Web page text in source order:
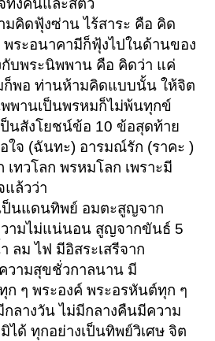
ทั้งคนและสัตว์
มคิดฟุ้งซ่าน ไร้สาระ คือ คิด
พระอนาคามีก็ฟุ้งไปในด้านของ
บพระนิพพาน คือ คิดว่า แค่
ก็พอ ท่านห้ามคิดแบบนั้น ให้จิต
พานเป็นพรหมก็ไม่พ้นทุกข์
ป็นสังโยชน์ข้อ 10 ข้อสุดท้าย
ใจ (ฉันทะ) อารมณ์รัก (ราคะ )
ทวโลก พรหมโลก เพราะมี
ล้วว่า
ป็นแดนทิพย์ อมตะสูญจาก
ามไม่แน่นอน สูญจากขันธ์ 5
ลม ไฟ มีอิสระเสรีจาก
วามสุขชั่วกาลนาน มี
ก ๆ พระองค์ พระอรหันต์ทุก ๆ
กลางวัน ไม่มีกลางคืนมีความ
ได้ ทุกอย่างเป็นทิพย์วิเศษ จิต